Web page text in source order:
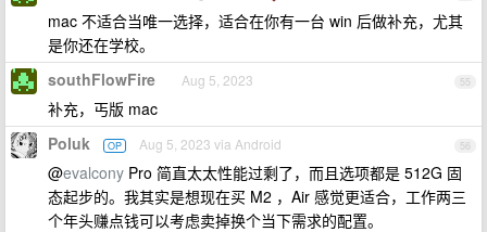
mac 不适合当唯一选择，适合在你有一台 win 后做补充，尤其
是你还在学校。
55
southFlowFire Aug 5, 2023
补充，丐版 mac
56
Poluk OP Aug 5, 2023 via Android
@evalcony Pro 简直太太性能过剩了，而且选项都是 512G 固
态起步的。我其实是想现在买 M2 ，Air 感觉更适合，工作两三
个年头赚点钱可以考虑卖掉换个当下需求的配置。